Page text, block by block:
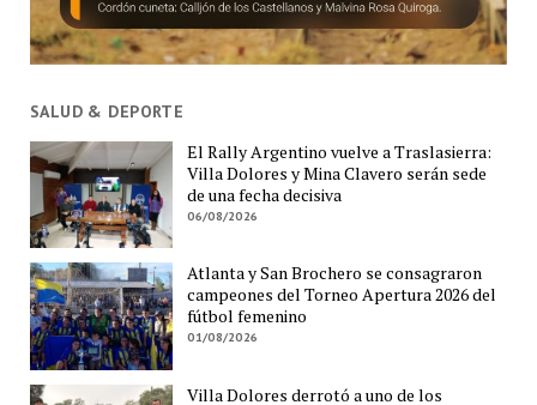
SALUD & DEPORTE
El Rally Argentino vuelve a Traslasierra:
Villa Dolores y Mina Clavero serán sede
de una fecha decisiva
06/08/2026
Atlanta y San Brochero se consagraron
campeones del Torneo Apertura 2026 del
fútbol femenino
01/08/2026
Villa Dolores derrotó a uno de los